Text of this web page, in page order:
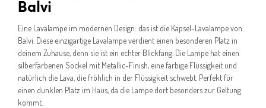
Balvi
Eine Lavalampe im modernen Design: das ist die Kapsel-Lavalampe von
Balvi. Diese einzigartige Lavalampe verdient einen besonderen Platz in
deinem Zuhause, denn sie ist ein echter Blickfang. Die Lampe hat einen
silberfarbenen Sockel mit Metallic-Finish, eine farbige Flüssigkeit und
natürlich die Lava, die fröhlich in der Flüssigkeit schwebt. Perfekt für
einen dunklen Platz im Haus, da die Lampe dort besonders zur Geltung
kommt.